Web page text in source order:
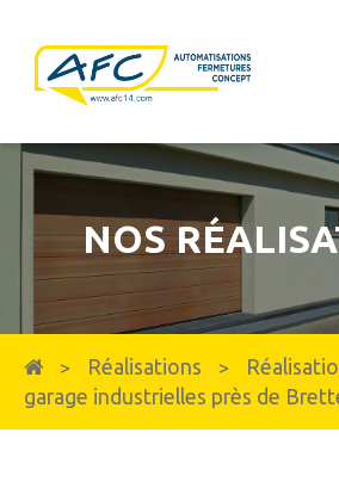
NOS
> Réalisations >
garage industrielles près de